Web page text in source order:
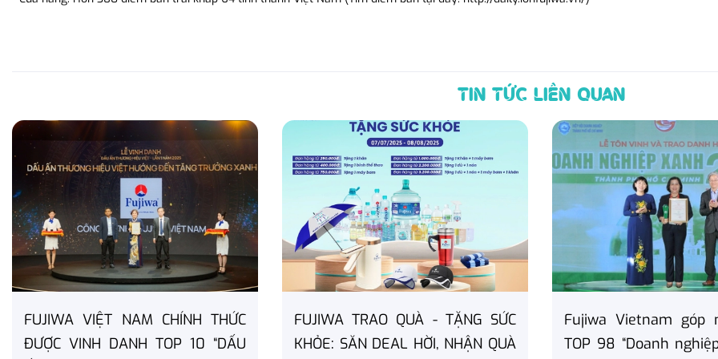
TIN TỨC LIÊN QUAN
FUJIWA VIỆT NAM CHÍNH THỨC
ĐƯỢC VINH DANH TOP 10 “DẤU
FUJIWA TRAO QUÀ - TẶNG SỨC
KHỎE: SĂN DEAL HỜI, NHẬN QUÀ
Fujiwa Vietnam góp
TOP 98 “Doanh